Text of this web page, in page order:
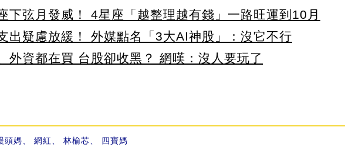
下弦月發威！ 4星座「越整理越有錢」一路旺運到10月
出疑慮放緩！ 外媒點名「3大AI神股」：沒它不行
外資都在買 台股卻收黑？ 網嘆：沒人要玩了
頭媽 網紅 林榆芯 四寶媽